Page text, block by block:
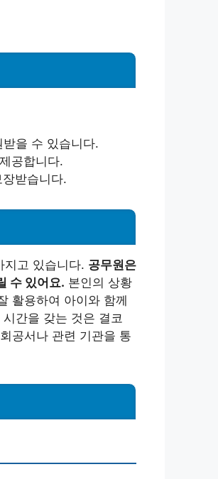
을 수 있습니다.
공합니다.
받습니다.
지고 있습니다. 공무원은
수 있어요. 본인의 상황
활용하여 아이와 함께
간을 갖는 것은 결코
공서나 관련 기관을 통